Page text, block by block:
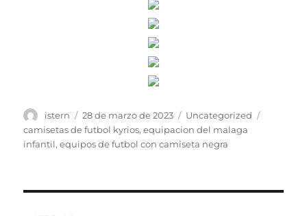
Autor
istern
Publicado
el
28 de marzo de 2023 Categorías
Uncategorized
camisetas de futbol kyrios,equipacion del malaga
infantil,equipos de futbol con camiseta negra